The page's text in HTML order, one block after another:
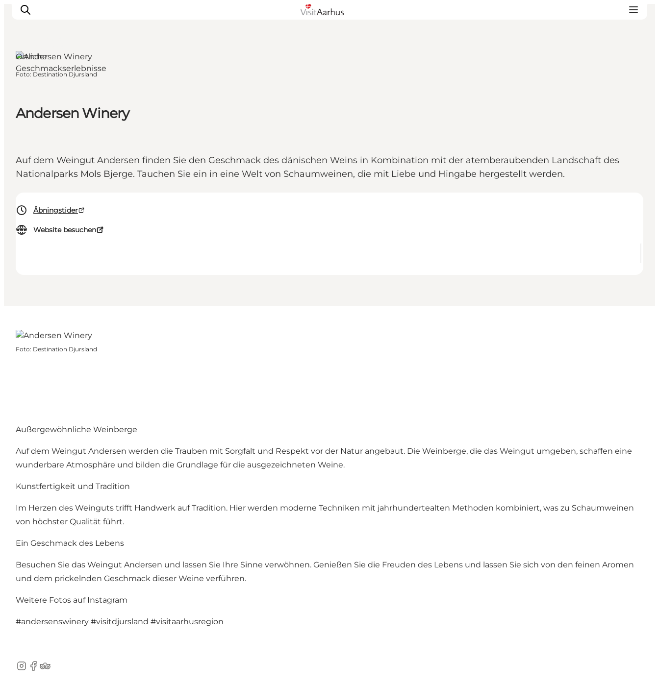
Städte und Regionen
Andersen Winery
Auf dem Weingut Andersen finden Sie den Geschmack des dänischen Weins in Kombination mit der atemberaubenden Landschaft des
Nationalparks Mols Bjerge. Tauchen Sie ein in eine Welt von Schaumweinen, die mit Liebe und Hingabe hergestellt werden.
Åbningstider
Website besuchen
Örtliche
Geschmackserlebnisse
Foto: Destination Djursland
Foto: Destination Djursland
Außergewöhnliche Weinberge
Auf dem Weingut Andersen werden die Trauben mit Sorgfalt und Respekt vor der Natur angebaut. Die Weinberge, die das Weingut umgeben, schaffen eine
wunderbare Atmosphäre und bilden die Grundlage für die ausgezeichneten Weine.
Kunstfertigkeit und Tradition
Im Herzen des Weinguts trifft Handwerk auf Tradition. Hier werden moderne Techniken mit jahrhundertealten Methoden kombiniert, was zu Schaumweinen
von höchster Qualität führt.
Ein Geschmack des Lebens
Besuchen Sie das Weingut Andersen und lassen Sie Ihre Sinne verwöhnen. Genießen Sie die Freuden des Lebens und lassen Sie sich von den feinen Aromen
und dem prickelnden Geschmack dieser Weine verführen.
Weitere Fotos auf Instagram
#andersenswinery #visitdjursland #visitaarhusregion
Instagram
Facebook
TripAdvisor